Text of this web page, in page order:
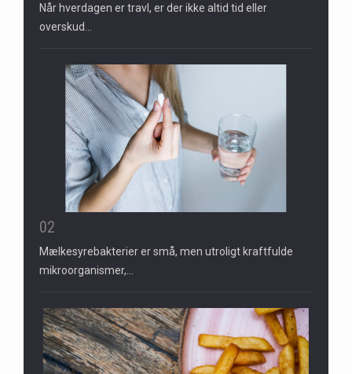
Når hverdagen er travl, er der ikke altid tid eller
overskud…
02
Mælkesyrebakterier er små, men utroligt kraftfulde
mikroorganismer,…